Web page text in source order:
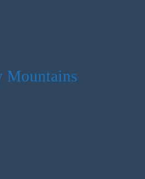
Mountains